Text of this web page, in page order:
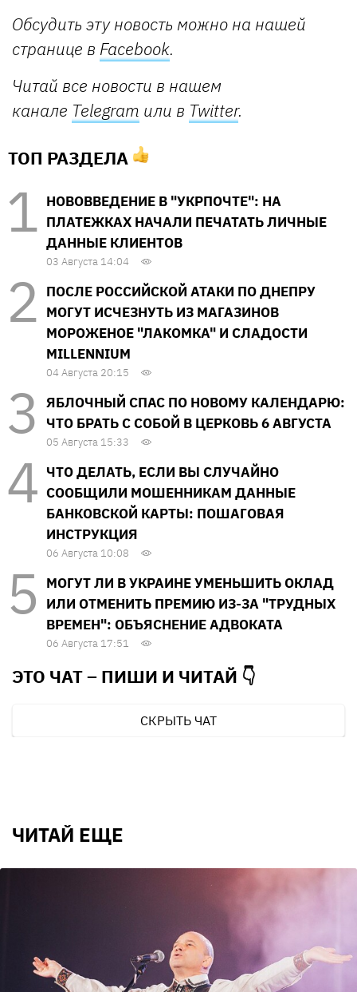
Обсудить эту новость можно на нашей
странице в Facebook.
Читай все новости в нашем
канале Telegram или в Twitter.
ТОП РАЗДЕЛА
НОВОВВЕДЕНИЕ В "УКРПОЧТЕ": НА
ПЛАТЕЖКАХ НАЧАЛИ ПЕЧАТАТЬ ЛИЧНЫЕ
ДАННЫЕ КЛИЕНТОВ
03 Августа 14:04
ПОСЛЕ РОССИЙСКОЙ АТАКИ ПО ДНЕПРУ
МОГУТ ИСЧЕЗНУТЬ ИЗ МАГАЗИНОВ
МОРОЖЕНОЕ "ЛАКОМКА" И СЛАДОСТИ
MILLENNIUM
04 Августа 20:15
ЯБЛОЧНЫЙ СПАС ПО НОВОМУ КАЛЕНДАРЮ:
ЧТО БРАТЬ С СОБОЙ В ЦЕРКОВЬ 6 АВГУСТА
05 Августа 15:33
ЧТО ДЕЛАТЬ, ЕСЛИ ВЫ СЛУЧАЙНО
СООБЩИЛИ МОШЕННИКАМ ДАННЫЕ
БАНКОВСКОЙ КАРТЫ: ПОШАГОВАЯ
ИНСТРУКЦИЯ
06 Августа 10:08
МОГУТ ЛИ В УКРАИНЕ УМЕНЬШИТЬ ОКЛАД
ИЛИ ОТМЕНИТЬ ПРЕМИЮ ИЗ-ЗА "ТРУДНЫХ
ВРЕМЕН": ОБЪЯСНЕНИЕ АДВОКАТА
06 Августа 17:51
ЭТО ЧАТ – ПИШИ И ЧИТАЙ 👇
СКРЫТЬ ЧАТ
ЧИТАЙ ЕЩЕ